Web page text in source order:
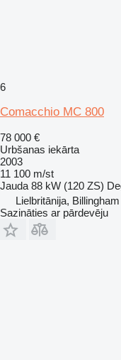
6
Comacchio MC 800
78 000 €
Urbšanas iekārta
2003
11 100 m/st
Jauda 88 kW (120 ZS)
Lielbritānija, Billingham
Sazināties ar pārdevēju